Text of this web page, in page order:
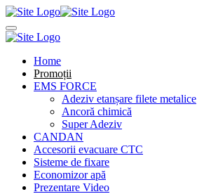
Home
Promoții
EMS FORCE
Adeziv etanșare filete metalice
Ancoră chimică
Super Adeziv
CANDAN
Accesorii evacuare CTC
Sisteme de fixare
Economizor apă
Prezentare Video